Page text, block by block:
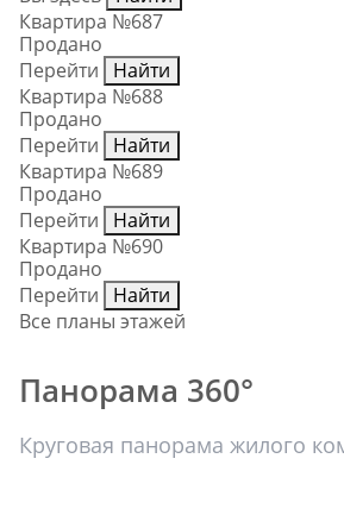
Квартира №687
Продано
Перейти
Найти
Квартира №688
Продано
Перейти
Найти
Квартира №689
Продано
Перейти
Найти
Квартира №690
Продано
Перейти
Найти
Все планы этажей
Панорама 360°
Круговая панорама жилого